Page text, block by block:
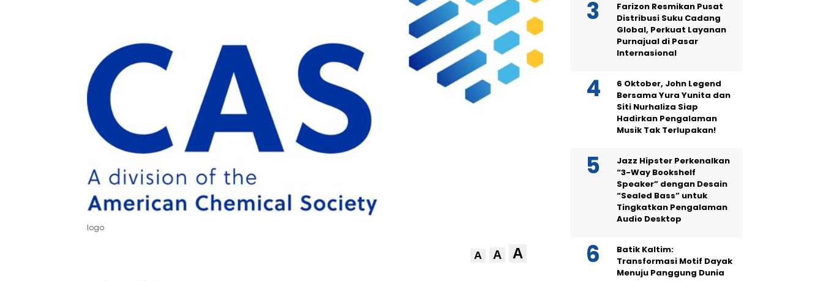
logo
A A A
Farizon Resmikan Pusat
Distribusi Suku Cadang
Global, Perkuat Layanan
Purnajual di Pasar
Internasional
6 Oktober, John Legend
Bersama Yura Yunita dan
Siti Nurhaliza Siap
Hadirkan Pengalaman
Musik Tak Terlupakan!
Jazz Hipster Perkenalkan
“3-Way Bookshelf
Speaker” dengan Desain
“Sealed Bass” untuk
Tingkatkan Pengalaman
Audio Desktop
Batik Kaltim:
Transformasi Motif Dayak
Menuju Panggung Dunia